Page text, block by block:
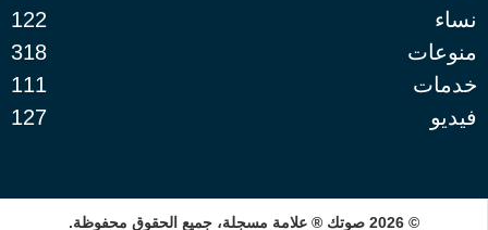
نساء
122
منوعات
318
خدمات
111
فيديو
127
© 2026 صوتك ® علامة مسجلة، جميع الحقوق محفوظة.